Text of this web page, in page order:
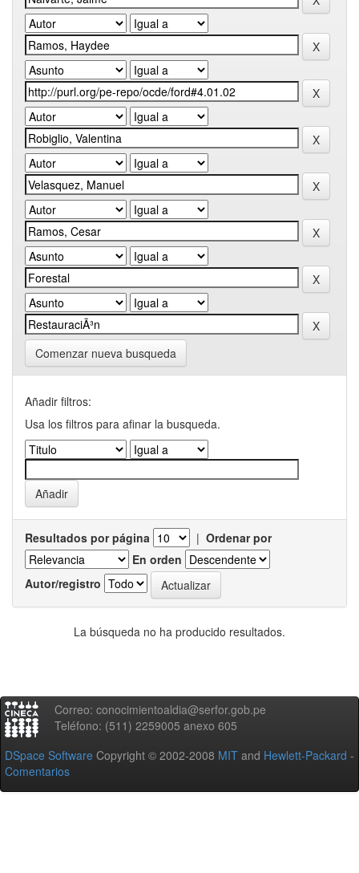
Comenzar nueva busqueda
Añadir filtros:
Usa los filtros para afinar la busqueda.
Resultados por página | Ordenar por
En orden
Autor/registro
La búsqueda no ha producido resultados.
Correo: conocimientoaldia@serfor.gob.pe
Teléfono: (511) 2259005 anexo 605
DSpace Software Copyright © 2002-2008 MIT and Hewlett-Packard -
Comentarios